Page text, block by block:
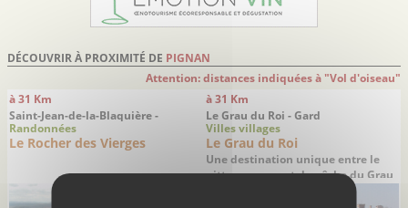
DÉCOUVRIR À PROXIMITÉ DE PIGNAN
Attention: distances indiquées à "Vol d'oiseau"
à 31 Km
Saint-Jean-de-la-Blaquière -
Hérault
Randonnées
Le Rocher des Vierges
à 31 Km
Le Grau du Roi - Gard
Villes villages
Le Grau du Roi
Une destination unique entre le
pittoresque port de pêche du Grau
du Roi à la dynamique station